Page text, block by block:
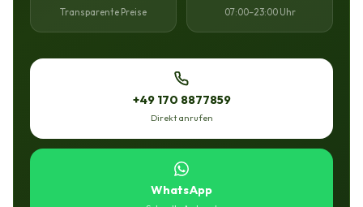
Transparente Preise 07:00–23:00 Uhr
+49 170 8877859
Direkt anrufen
WhatsApp